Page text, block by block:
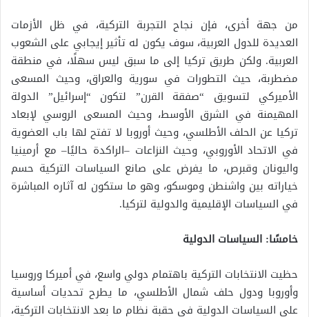
من جهة أخرى، فإن نجاح التجربة التركية، في ظل الأزمات
العديدة للدول العربية، سوف يكون له تأثير إيجابي على الشعوب
العربية. ولكن طريق تركيا إلى ما سبق ليس سهلًا، في منطقة
مضطربة، حيث التطورات في سورية والعراق، وحيث المسعى
الأميركي لتسويق “صفقة القرن” لتكون “إسرائيل” الدولة
المهيمنة في الشرق الأوسط، وحيث المسعى الروسي لإبعاد
تركيا عن الحلف الأطلسي، وحيث أوروبا لا تفتح لها باب العضوية
في الاتحاد الأوروبي، وحيث النزاعات –الراكدة حاليًا– مع أرمينيا
واليونان وقبرص، ما يفرض على صانع السياسات التركية حسم
خياراته بين واشنطن وموسكو، وهو ما ستكون له آثاره المباشرة
في السياسات الإقليمية والدولية لتركيا.
خامسًا: السياسات الدولية
حظيت الانتخابات التركية باهتمام دولي واسع، في أميركا وروسيا
وأوروبا ودول حلف شمال الأطلسي، ما يطرح تحديات أساسية
على السياسات الدولية في حقبة نظام ما بعد الانتخابات التركية،